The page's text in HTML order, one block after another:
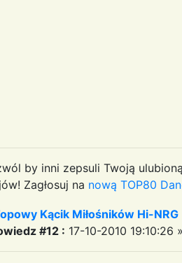
by inni zepsuli Twoją
Zagłosuj na nową TOP80
Kącik Miłośników Hi-NRG
#12 : 17-10-2010 19:10:26